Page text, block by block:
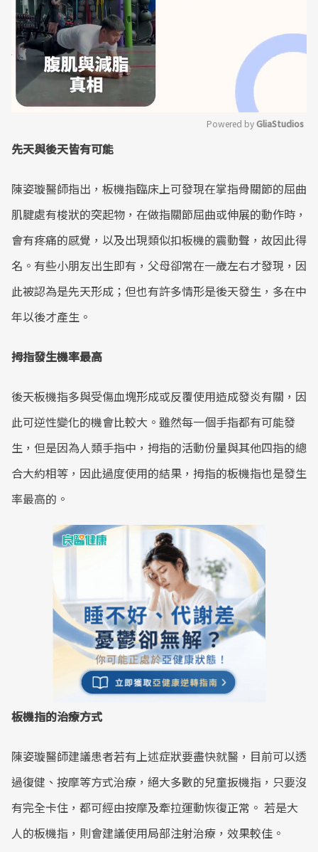
Powered by GliaStudios
先天與後天皆有可能
陳姿璇醫師指出，板機指臨床上可發現在掌指骨關節的屈曲
肌腱處有梭狀的突起物，在做指關節屈曲或伸展的動作時，
會有疼痛的感覺，以及出現類似扣板機的震動聲，故因此得
名。有些小朋友出生即有，父母卻常在一歲左右才發現，因
此被認為是先天形成；但也有許多情形是後天發生，多在中
年以後才產生。
拇指發生機率最高
後天板機指多與受傷血塊形成或反覆使用造成發炎有關，因
此可逆性變化的機會比較大。雖然每一個手指都有可能發
生，但是因為人類手指中，拇指的活動份量與其他四指的總
合大約相等，因此過度使用的結果，拇指的板機指也是發生
率最高的。
板機指的治療方式
陳姿璇醫師建議患者若有上述症狀要盡快就醫，目前可以透
過復健、按摩等方式治療，絕大多數的兒童扳機指，只要沒
有完全卡住，都可經由按摩及牽拉運動恢復正常。 若是大
人的板機指，則會建議使用局部注射治療，效果較佳。